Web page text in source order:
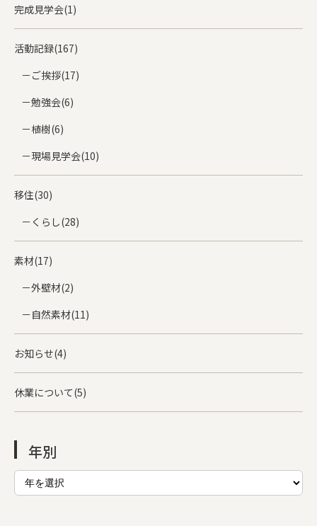
完成見学会(1)
活動記録(167)
ご挨拶(17)
勉強会(6)
植樹(6)
現場見学会(10)
移住(30)
くらし(28)
素材(17)
外壁材(2)
自然素材(11)
お知らせ(4)
休業について(5)
年別